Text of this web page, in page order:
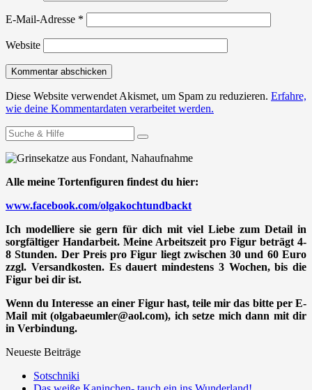
E-Mail-Adresse *
Website
Diese Website verwendet Akismet, um Spam zu reduzieren. Erfahre,
wie deine Kommentardaten verarbeitet werden.
Suchen
nach:
Alle meine Tortenfiguren findest du hier:
www.facebook.com/olgakochtundbackt
Ich modelliere sie gern für dich mit viel Liebe zum Detail in
sorgfältiger Handarbeit. Meine Arbeitszeit pro Figur beträgt 4-
8 Stunden. Der Preis pro Figur liegt zwischen 30 und 60 Euro
zzgl. Versandkosten. Es dauert mindestens 3 Wochen, bis die
Figur bei dir ist.
Wenn du Interesse an einer Figur hast, teile mir das bitte per E-
Mail mit (olgabaeumler@aol.com), ich setze mich dann mit dir
in Verbindung.
Neueste Beiträge
Sotschniki